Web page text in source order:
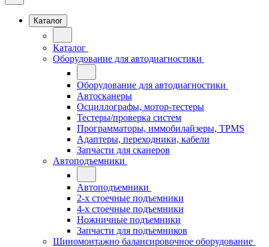
Каталог
Каталог
Оборудование для автодиагностики
Оборудование для автодиагностики
Автосканеры
Осциллографы, мотор-тестеры
Тестеры/проверка систем
Программаторы, иммобилайзеры, TPMS
Адаптеры, переходники, кабели
Запчасти для сканеров
Автоподъемники
Автоподъемники
2-х стоечные подъемники
4-х стоечные подъемники
Ножничные подъемники
Запчасти для подъемников
Шиномонтажно балансировочное оборудование